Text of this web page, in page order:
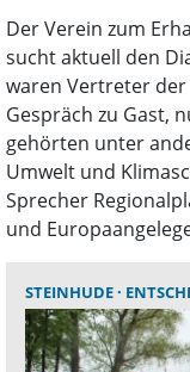
Der Verein zum
sucht aktuell den
waren Vertreter
Gespräch zu Gast,
gehörten unter
Umwelt und
Sprecher
und
STEINHUDE